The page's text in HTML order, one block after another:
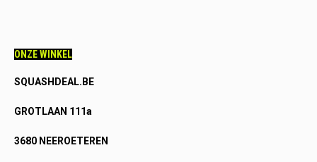
ONZE WINKEL
SQUASHDEAL.BE
GROTLAAN 111a
3680 NEEROETEREN